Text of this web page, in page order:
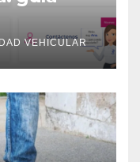
VEHICULAR